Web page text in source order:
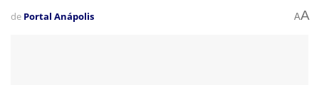
de Portal Anápolis AA